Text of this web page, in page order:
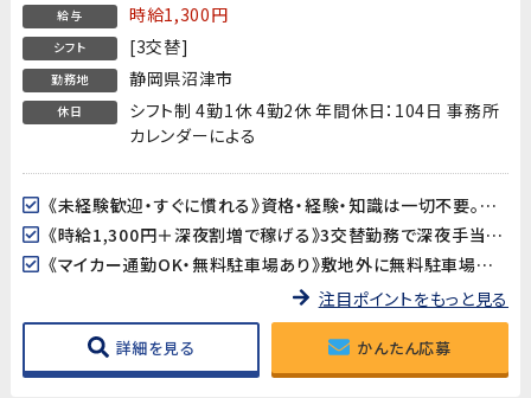
給与 時給1,300円
シフト [3交替]
勤務地 静岡県沼津市
休日
シフト制 4勤1休 4勤2休 年間休日：104日 事務所
カレンダーによる
《未経験歓迎・すぐに慣れる》資格・経験・知識は一切不要。作業習得期間は約2週間で、ライン作業に慣れていない方もスムーズにスタートできます。
《時給1,300円＋深夜割増で稼げる》3交替勤務で深夜手当も加算。月収25万円以上を目指せます。
《マイカー通勤OK・無料駐車場あり》敷地外に無料駐車場を完備。バイク・自転車でも通勤できます。
注目ポイントをもっと見る
詳細を見る かんたん応募